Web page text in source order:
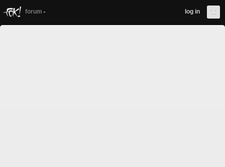
forum log in